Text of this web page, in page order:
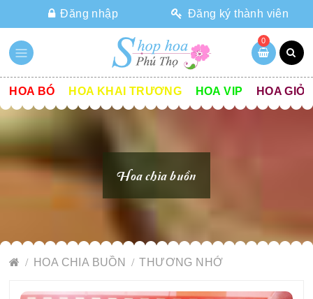
Đăng nhập Đăng ký thành viên
0
HOA BÓ HOA KHAI TRƯƠNG HOA VIP HOA GIỎ
Hoa chia buồn
HOA CHIA BUỒN THƯƠNG NHỚ